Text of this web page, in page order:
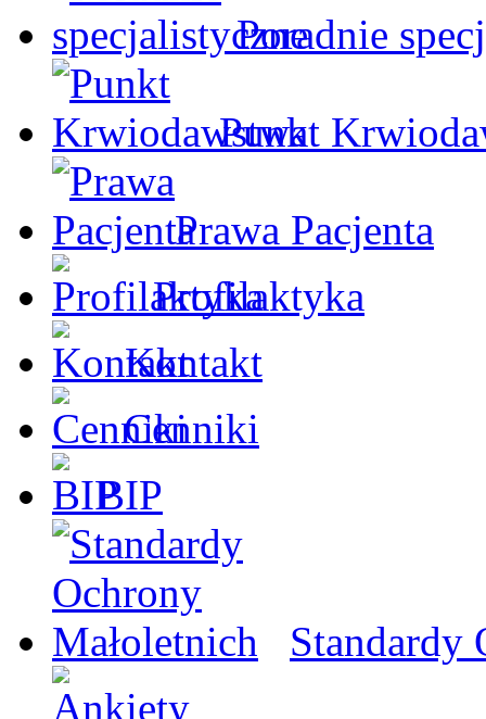
Poradnie
Punkt
Prawa Pacjenta
Profilaktyka
Kontakt
Cenniki
BIP
Standardy